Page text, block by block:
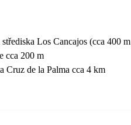
Los Cancajos (cca 400
cca 200 m
Cruz de la Palma cca 4 km